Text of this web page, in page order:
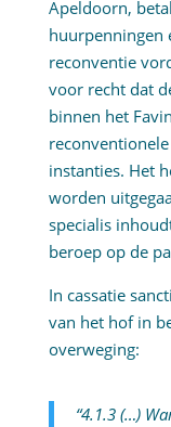
Apeldoorn,
huurpenningen
reconventie
voor recht dat
binnen het
instanties. Het
worden
specialis
beroep op de
In cassatie
van het hof in
overweging:
“4.1.3 (…)